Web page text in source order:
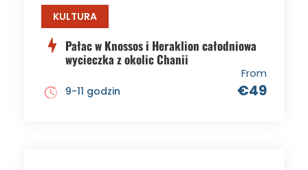
KULTURA
Pałac w Knossos i Heraklion całodniowa
wycieczka z okolic Chanii
From
€49
9-11 godzin